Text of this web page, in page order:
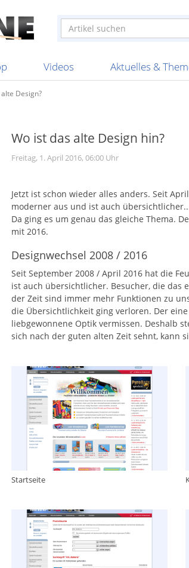
Schallerzeuger
Feuerwerk T1
Videos
Knallkörper
Batterien
Aktuelles &
Impressionen Ladenverkauf
20 Jahre
Fireworks Apel
BKV Vuurwerk
Bestellschluss
Altersnachweis
Design?
Wo ist das alte Design hin?
Freitag, 1. April 2016, 06:00 Uhr
Jetzt ist schon wieder alles anders. Seit
moderner aus und ist auch
Da ging es um genau das gleiche Thema.
mit 2016.
Designwechsel 2008 / 2016
Seit September 2008 / April 2016 hat die
ist auch übersichtlicher. Besucher, die das
der Zeit sind immer mehr Funktionen zu
die Übersichtlichkeit ging verloren. Der
liebgewonnene Optik vermissen. Deshalb
sich nach der guten alten Zeit sehnt, kann
Startseite